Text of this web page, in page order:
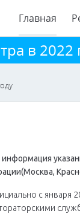
Главная
в 2022
информация
с января